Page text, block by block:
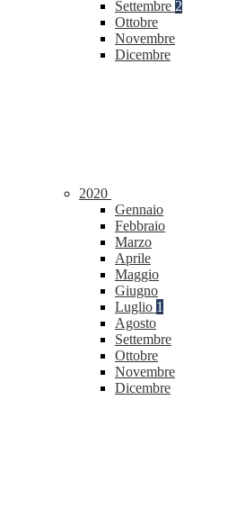
Settembre 2
Ottobre
Novembre
Dicembre
2020
Gennaio
Febbraio
Marzo
Aprile
Maggio
Giugno
Luglio 1
Agosto
Settembre
Ottobre
Novembre
Dicembre